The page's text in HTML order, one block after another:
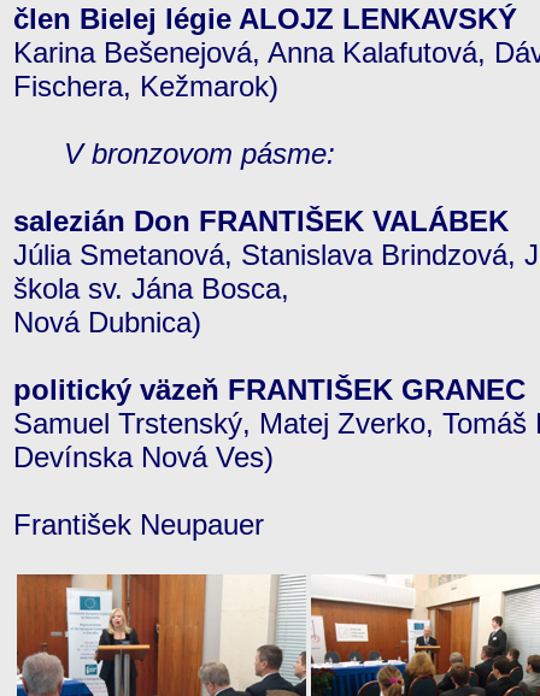
člen Bielej légie ALOJZ LENKAVSKÝ
Karina Bešenejová, Anna Kalafutová,
Fischera, Kežmarok)
V bronzovom pásme:
salezián Don FRANTIŠEK VALÁBEK
Júlia Smetanová, Stanislava Brindzová,
škola sv. Jána Bosca,
Nová Dubnica)
politický väzeň FRANTIŠEK GRANEC
Samuel Trstenský, Matej Zverko,
Devínska Nová Ves)
František Neupauer